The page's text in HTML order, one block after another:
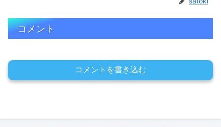
コメント
コメントを書き込む